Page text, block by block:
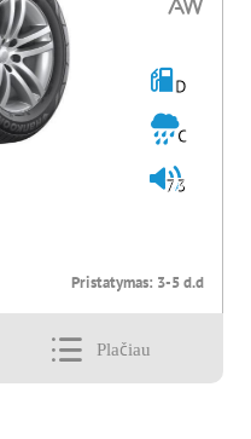
D
C
73
Pristatymas: 3-5 d.d